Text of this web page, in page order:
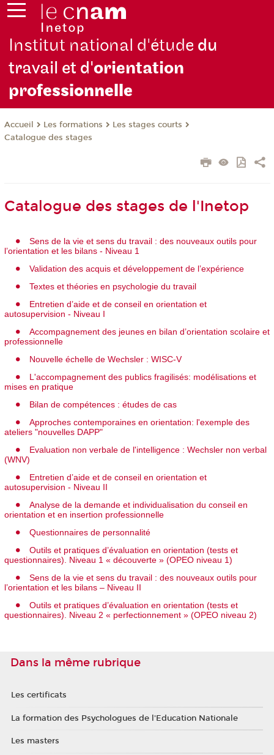
Institut national d'étude du
travail et d'orientation
professionnelle
Accueil Les formations
Les stages courts
Catalogue des stages
Catalogue des stages de l'Inetop
Sens de la vie et sens du travail : des nouveaux outils pour
l’orientation et les bilans - Niveau 1
Validation des acquis et développement de l’expérience
Textes et théories en psychologie du travail
Entretien d’aide et de conseil en orientation et
autosupervision - Niveau I
Accompagnement des jeunes en bilan d’orientation scolaire et
professionnelle
Nouvelle échelle de Wechsler : WISC-V
L'accompagnement des publics fragilisés: modélisations et
mises en pratique
Bilan de compétences : études de cas
Approches contemporaines en orientation: l'exemple des
ateliers "nouvelles DAPP"
Evaluation non verbale de l'intelligence : Wechsler non verbal
(WNV)
Entretien d’aide et de conseil en orientation et
autosupervision - Niveau II
Analyse de la demande et individualisation du conseil en
orientation et en insertion professionnelle
Questionnaires de personnalité
Outils et pratiques d’évaluation en orientation (tests et
questionnaires). Niveau 1 « découverte » (OPEO niveau 1)
Sens de la vie et sens du travail : des nouveaux outils pour
l’orientation et les bilans – Niveau II
Outils et pratiques d’évaluation en orientation (tests et
questionnaires). Niveau 2 « perfectionnement » (OPEO niveau 2)
Dans la même rubrique
Les certificats
La formation des Psychologues de l'Education Nationale
Les masters